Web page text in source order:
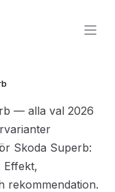
— alla val 2026
Skoda Superb:
Effekt,
rekommendation.